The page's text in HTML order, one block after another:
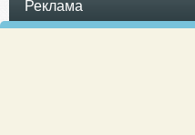
Реклама